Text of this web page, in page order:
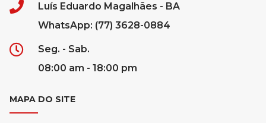
Luís Eduardo Magalhães - BA
WhatsApp: (77) 3628-0884
Seg. - Sab.
08:00 am - 18:00 pm
MAPA DO SITE